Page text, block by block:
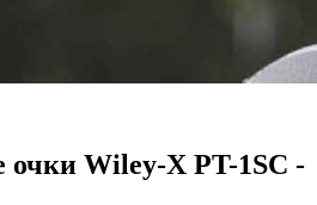
очки Wiley-X PT-1SC -